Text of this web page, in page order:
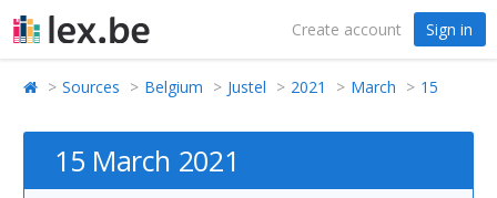
Create account Sign in
Sources Belgium Justel 2021 March 15
15 March 2021